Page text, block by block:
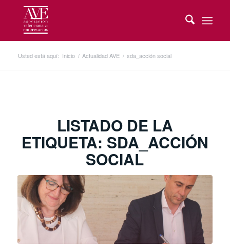
Usted está aquí: Inicio / Actualidad AVE / sda_acción social
LISTADO DE LA
ETIQUETA: SDA_ACCIÓN
SOCIAL